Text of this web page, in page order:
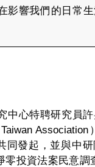
影響我們的日常
中心特聘研究員
同發起，並與中
零投資法案民意